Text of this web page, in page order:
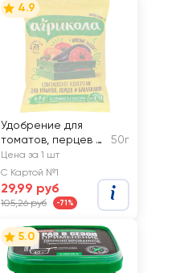
4.9
Удобрение для
томатов, перцев и
баклажанов
Агрикола 3
50г
Цена за 1 шт
С Картой №1
29,99 руб
105,26 руб -71%
5.0